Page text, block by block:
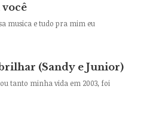
você
musica e tudo pra mim eu
(Sandy e Junior)
tanto minha vida em 2003, foi